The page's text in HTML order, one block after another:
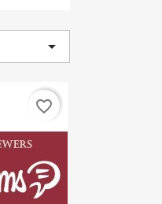

favorite_border